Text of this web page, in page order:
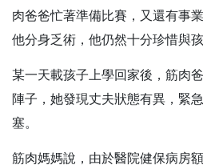
肉爸爸忙著準備比賽，又還有事
他分身乏術，他仍然十分珍惜與孩
某一天載孩子上學回家後，筋肉
陣子，她發現丈夫狀態有異，緊
塞。
筋肉媽媽說，由於醫院健保病房